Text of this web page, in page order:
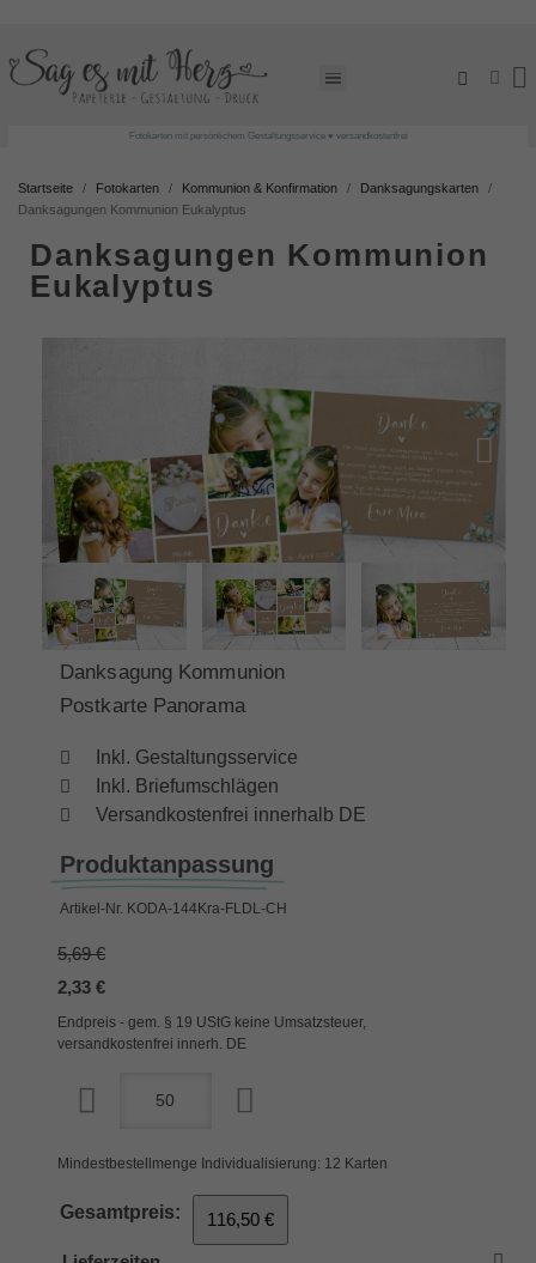
Fotokarten mit persönlichem Gestaltungsservice ♥ versandkostenfrei
Startseite Fotokarten Kommunion & Konfirmation
Danksagungskarten
Danksagungen Kommunion Eukalyptus
Danksagungen Kommunion
Eukalyptus
Danksagung Kommunion
Postkarte Panorama
Inkl. Gestaltungsservice
Inkl. Briefumschlägen
Versandkostenfrei innerhalb DE
Produktanpassung
Artikel-Nr. KODA-144Kra-FLDL-CH
5,69 €
2,33 €
Endpreis - gem. § 19 UStG keine Umsatzsteuer,
versandkostenfrei innerh. DE
Mindestbestellmenge Individualisierung: 12 Karten
Gesamtpreis: 116,50 €